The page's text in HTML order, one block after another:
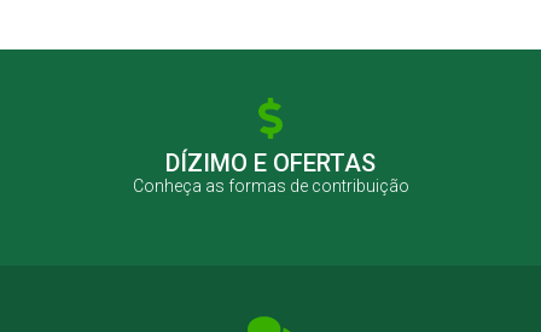
DÍZIMO E OFERTAS
Conheça as formas de contribuição